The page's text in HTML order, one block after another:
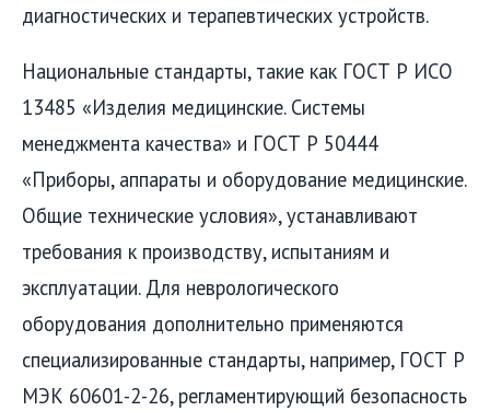
диагностических и терапевтических устройств.
Национальные стандарты, такие как ГОСТ Р ИСО
13485 «Изделия медицинские. Системы
менеджмента качества» и ГОСТ Р 50444
«Приборы, аппараты и оборудование медицинские.
Общие технические условия», устанавливают
требования к производству, испытаниям и
эксплуатации. Для неврологического
оборудования дополнительно применяются
специализированные стандарты, например, ГОСТ Р
МЭК 60601-2-26, регламентирующий безопасность